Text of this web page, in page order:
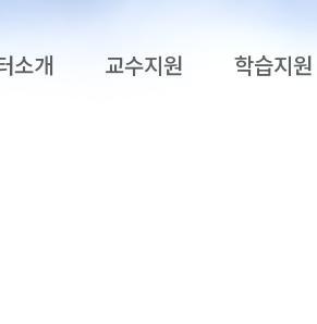
소개 교수지원 학습지원